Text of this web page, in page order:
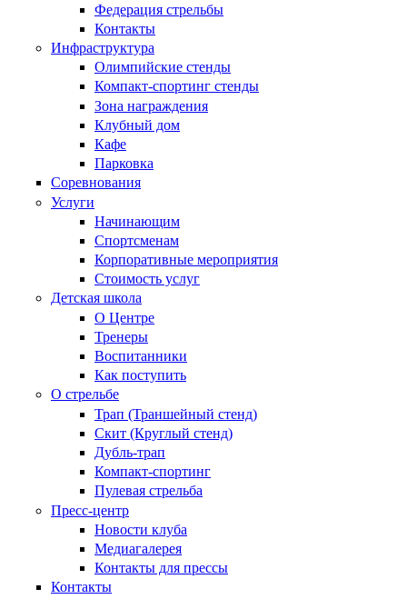
Федерация стрельбы
Контакты
Инфраструктура
Олимпийские стенды
Компакт-спортинг стенды
Зона награждения
Клубный дом
Кафе
Парковка
Соревнования
Услуги
Начинающим
Спортсменам
Корпоративные мероприятия
Стоимость услуг
Детская школа
О Центре
Тренеры
Воспитанники
Как поступить
О стрельбе
Трап (Траншейный стенд)
Скит (Круглый стенд)
Дубль-трап
Компакт-спортинг
Пулевая стрельба
Пресс-центр
Новости клуба
Медиагалерея
Контакты для прессы
Контакты